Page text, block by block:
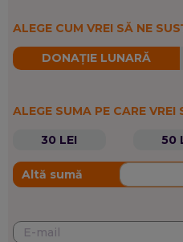
ALEGE CUM VREI SĂ NE
DONAȚIE LUNARĂ
ALEGE SUMA PE CARE VREI
30 LEI
50
Altă sumă